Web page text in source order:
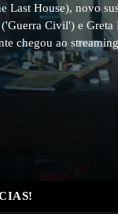
Last House), novo
Civil') e Greta
chegou ao